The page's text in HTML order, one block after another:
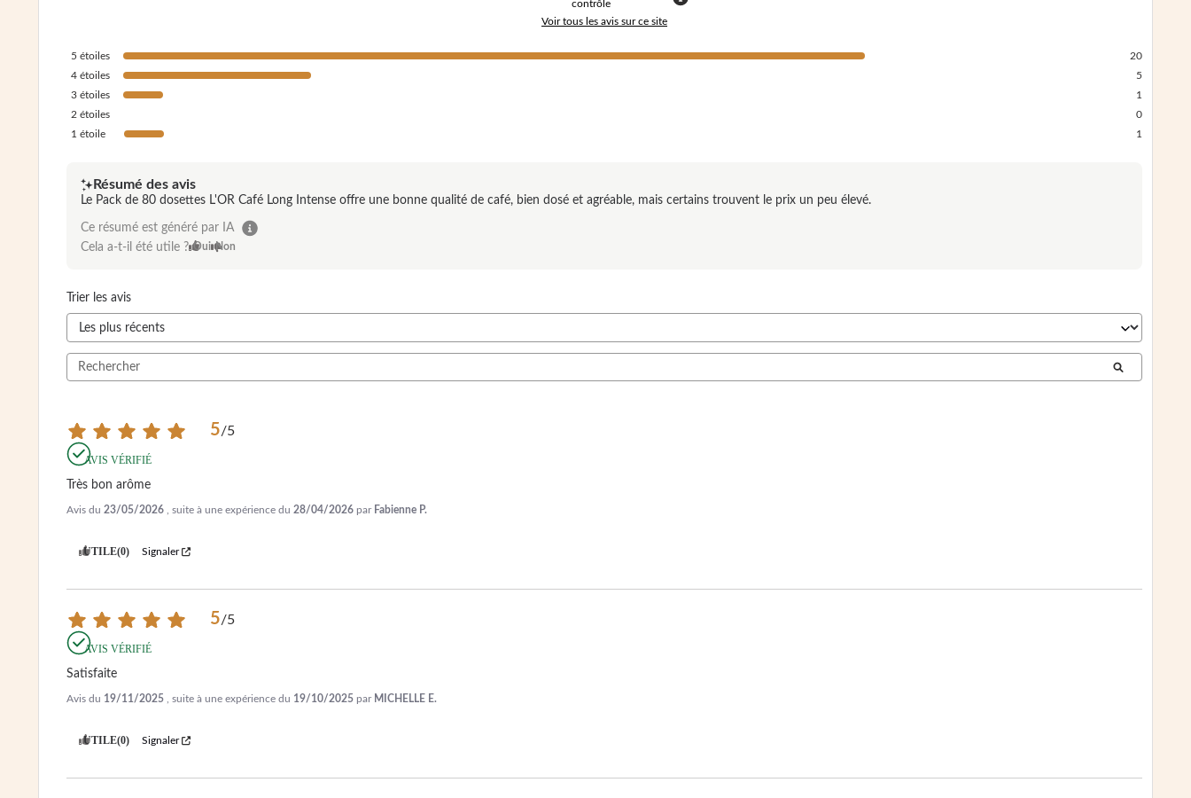
contrôle
Voir tous les avis sur ce site
5 étoiles
20
4 étoiles
5
3 étoiles
1
2 étoiles
0
1 étoile 1
Résumé des avis
Le Pack de 80 dosettes L'OR Café Long Intense offre une bonne qualité de café, bien dosé et agréable, mais certains trouvent le prix un peu élevé.
Ce résumé est généré par IA
Cela a-t-il été utile ? Oui Non
Trier les avis
5/5
AVIS VÉRIFIÉ
Très bon arôme
Avis du 23/05/2026 , suite à une expérience du 28/04/2026 par Fabienne P.
UTILE(0) Signaler
5/5
AVIS VÉRIFIÉ
Satisfaite
Avis du 19/11/2025 , suite à une expérience du 19/10/2025 par MICHELLE E.
UTILE(0) Signaler